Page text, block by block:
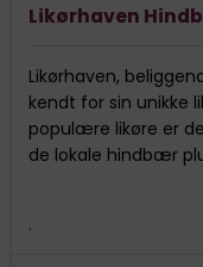
Likørhaven
Likørhaven,
kendt for sin unikke
populære likøre er
de lokale hindbær
.